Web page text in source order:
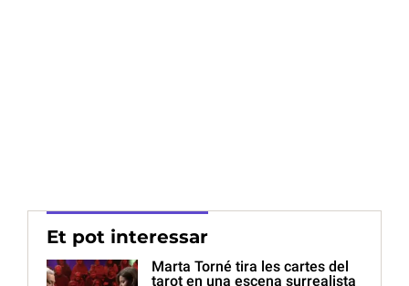
Et pot interessar
Marta Torné tira les cartes del
tarot en una escena surrealista